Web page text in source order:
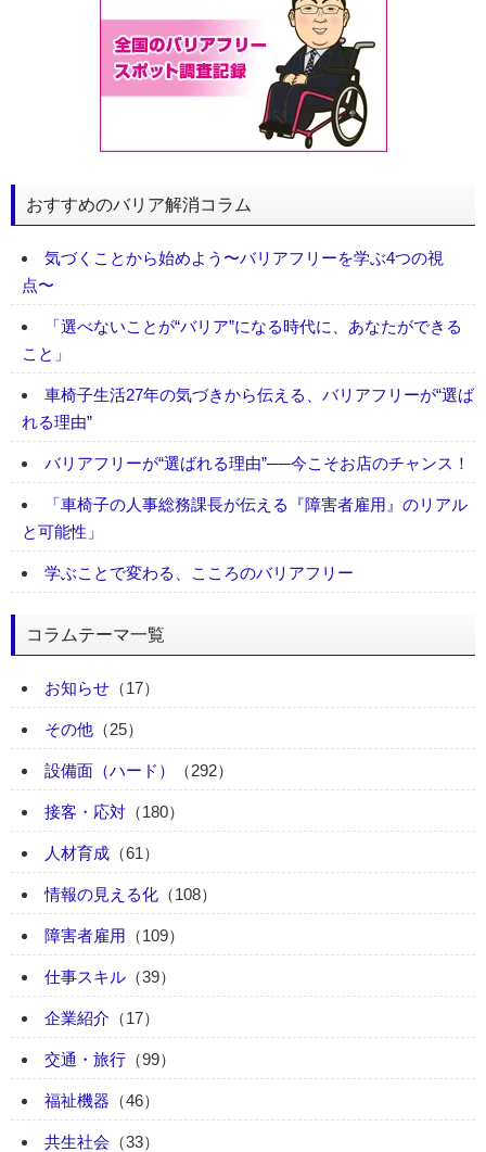
おすすめのバリア解消コラム
気づくことから始めよう〜バリアフリーを学ぶ4つの視
点〜
「選べないことが“バリア”になる時代に、あなたができる
こと」
車椅子生活27年の気づきから伝える、バリアフリーが“選ば
れる理由”
バリアフリーが“選ばれる理由”──今こそお店のチャンス！
「車椅子の人事総務課長が伝える『障害者雇用』のリアル
と可能性」
学ぶことで変わる、こころのバリアフリー
コラムテーマ一覧
お知らせ （17）
その他 （25）
設備面（ハード） （292）
接客・応対 （180）
人材育成 （61）
情報の見える化 （108）
障害者雇用 （109）
仕事スキル （39）
企業紹介 （17）
交通・旅行 （99）
福祉機器 （46）
共生社会 （33）